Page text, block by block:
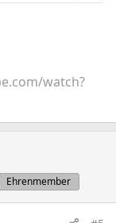
watch?
Ehrenmember